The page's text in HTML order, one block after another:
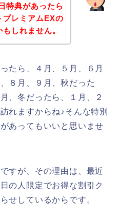
特典があったら
プレミアムEXの
しれません。
たら、４月、５月、６月
８月、９月、秋だった
、冬だったら、１月、２
れますからね♪そんな特別
あってもいいと思いませ
すが、その理由は、最近
の人限定でお得な割引ク
せしているからです。